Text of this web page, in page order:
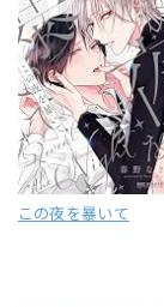
この夜を暴いて